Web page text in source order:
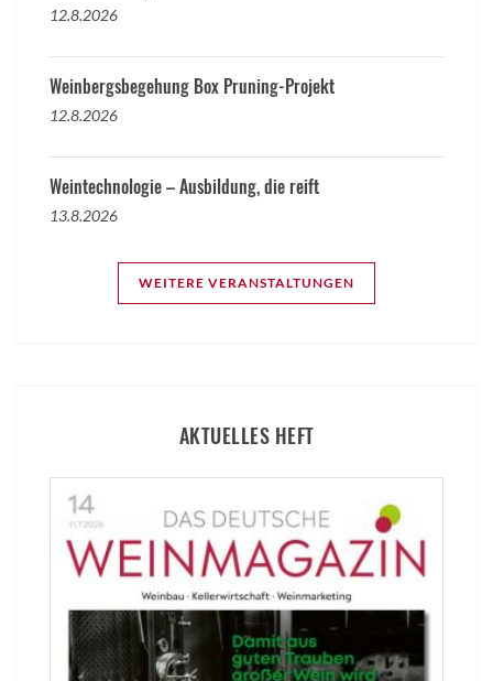
12.8.2026
Weinbergsbegehung Box Pruning-Projekt
12.8.2026
Weintechnologie – Ausbildung, die reift
13.8.2026
WEITERE VERANSTALTUNGEN
AKTUELLES HEFT